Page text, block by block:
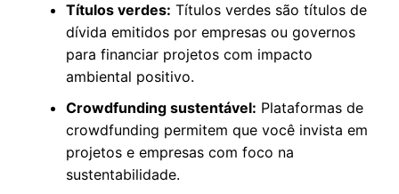
Títulos verdes: Títulos verdes são títulos de
dívida emitidos por empresas ou governos
para financiar projetos com impacto
ambiental positivo.
Crowdfunding sustentável: Plataformas de
crowdfunding permitem que você invista em
projetos e empresas com foco na
sustentabilidade.